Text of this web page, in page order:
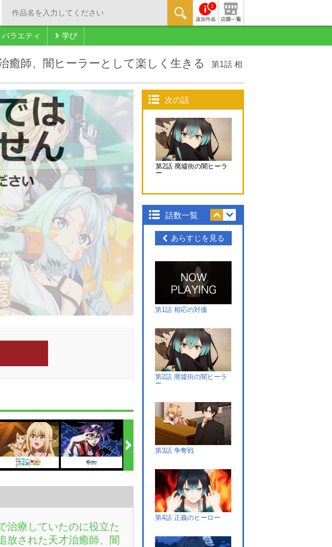
1
ラエティ 学び
癒師、闇ヒーラーとして楽しく生きる
第1話 相
治療していたのに役立た
放された天才治癒師、闇
次の話
第2話 廃墟街の闇ヒーラ
ー
話数一覧
あらすじを見る
第1話 相応の対価
第2話 廃墟街の闇ヒーラ
ー
第3話 争奪戦
第4話 正義のヒーロー